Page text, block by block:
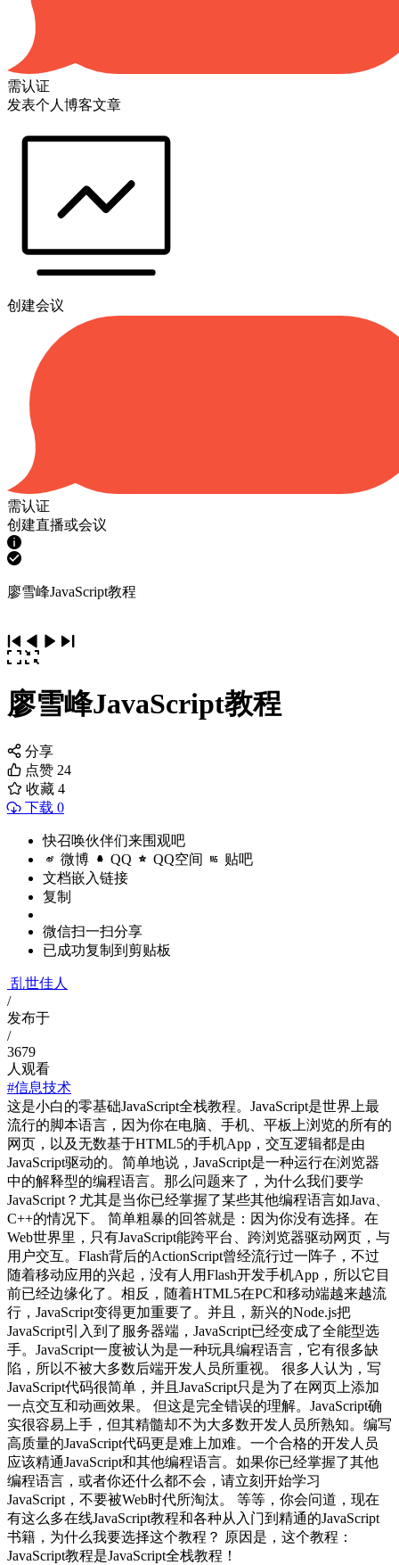
需认证
发表个人博客文章
创建会议
需认证
创建直播或会议
廖雪峰JavaScript教程
廖雪峰JavaScript教程
分享
点赞 24
收藏 4
下载 0
快召唤伙伴们来围观吧
微博 QQ QQ空间 贴吧
文档嵌入链接
复制
微信扫一扫分享
已成功复制到剪贴板
乱世佳人
/
发布于
/
3679
人观看
#信息技术
这是小白的零基础JavaScript全栈教程。JavaScript是世界上最
流行的脚本语言，因为你在电脑、手机、平板上浏览的所有的
网页，以及无数基于HTML5的手机App，交互逻辑都是由
JavaScript驱动的。简单地说，JavaScript是一种运行在浏览器
中的解释型的编程语言。那么问题来了，为什么我们要学
JavaScript？尤其是当你已经掌握了某些其他编程语言如Java、
C++的情况下。 简单粗暴的回答就是：因为你没有选择。在
Web世界里，只有JavaScript能跨平台、跨浏览器驱动网页，与
用户交互。Flash背后的ActionScript曾经流行过一阵子，不过
随着移动应用的兴起，没有人用Flash开发手机App，所以它目
前已经边缘化了。相反，随着HTML5在PC和移动端越来越流
行，JavaScript变得更加重要了。并且，新兴的Node.js把
JavaScript引入到了服务器端，JavaScript已经变成了全能型选
手。JavaScript一度被认为是一种玩具编程语言，它有很多缺
陷，所以不被大多数后端开发人员所重视。 很多人认为，写
JavaScript代码很简单，并且JavaScript只是为了在网页上添加
一点交互和动画效果。 但这是完全错误的理解。JavaScript确
实很容易上手，但其精髓却不为大多数开发人员所熟知。编写
高质量的JavaScript代码更是难上加难。一个合格的开发人员
应该精通JavaScript和其他编程语言。如果你已经掌握了其他
编程语言，或者你还什么都不会，请立刻开始学习
JavaScript，不要被Web时代所淘汰。 等等，你会问道，现在
有这么多在线JavaScript教程和各种从入门到精通的JavaScript
书籍，为什么我要选择这个教程？ 原因是，这个教程：
JavaScript教程是JavaScript全栈教程！